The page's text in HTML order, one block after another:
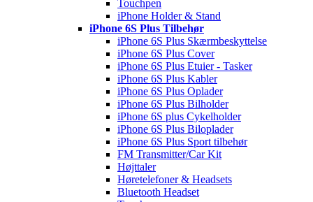
Touchpen
iPhone Holder & Stand
iPhone 6S Plus Tilbehør
iPhone 6S Plus Skærmbeskyttelse
iPhone 6S Plus Cover
iPhone 6S Plus Etuier - Tasker
iPhone 6S Plus Kabler
iPhone 6S Plus Oplader
iPhone 6S Plus Bilholder
iPhone 6S plus Cykelholder
iPhone 6S Plus Biloplader
iPhone 6S Plus Sport tilbehør
FM Transmitter/Car Kit
Højttaler
Høretelefoner & Headsets
Bluetooth Headset